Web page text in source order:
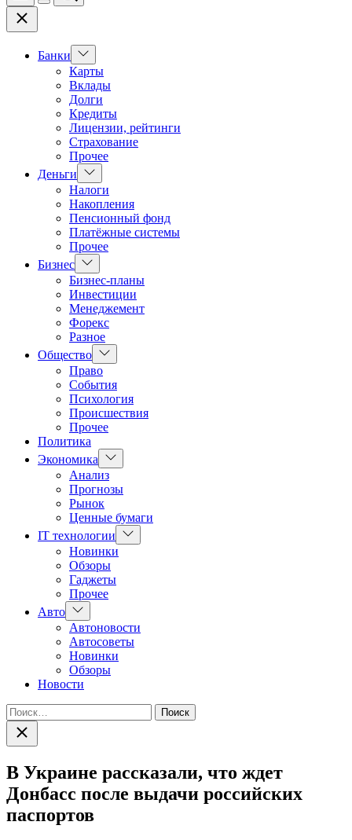
Цвет
Закрыть
Банки
Показать
подменю
Карты
Вклады
Долги
Кредиты
Лицензии, рейтинги
Страхование
Прочее
Деньги
Показать
подменю
Налоги
Накопления
Пенсионный фонд
Платёжные системы
Прочее
Бизнес Показать
подменю
Бизнес-планы
Инвестиции
Менеджемент
Форекс
Разное
Общество Показать
подменю
Право
События
Психология
Происшествия
Прочее
Политика
Экономика
Показать
подменю
Анализ
Прогнозы
Рынок
Ценные бумаги
IT технологии
Показать
подменю
Новинки
Обзоры
Гаджеты
Прочее
Авто Показать
подменю
Автоновости
Автосоветы
Новинки
Обзоры
Новости
Найти:
Закрыть
поиск
В Украине рассказали, что ждет
Донбасс после выдачи российских
паспортов